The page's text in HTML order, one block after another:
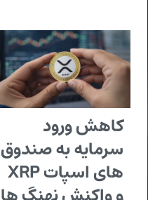
کاهش ورود
سرمایه به صندوق
های اسپات XRP